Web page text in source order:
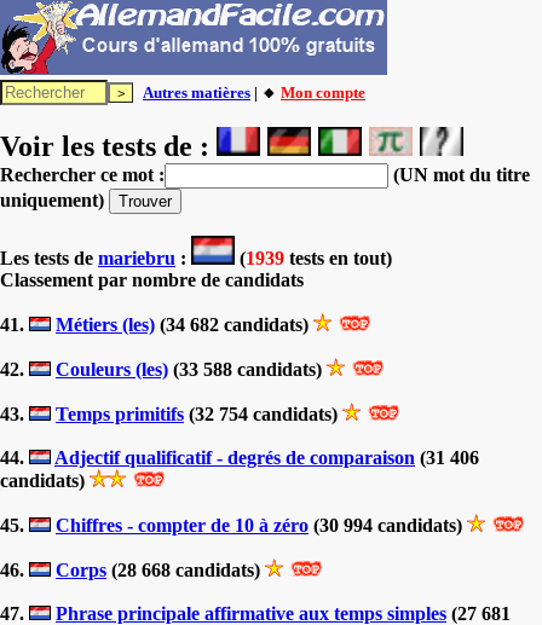
Autres matières | 🔸 Mon compte
Voir les tests de :
Rechercher ce mot :
(UN mot du titre
uniquement)
Les tests de mariebru : (1939 tests en tout)
Classement par nombre de candidats
41. Métiers (les) (34 682 candidats)
42. Couleurs (les) (33 588 candidats)
43. Temps primitifs (32 754 candidats)
44. Adjectif qualificatif - degrés de comparaison (31 406
candidats)
45. Chiffres - compter de 10 à zéro (30 994 candidats)
46. Corps (28 668 candidats)
47. Phrase principale affirmative aux temps simples (27 681